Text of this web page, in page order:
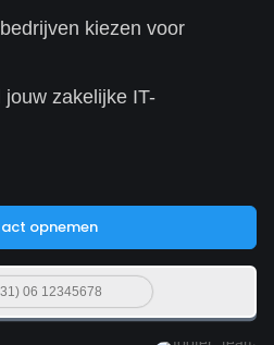
kiezen voor
zakelijke IT-
opnemen